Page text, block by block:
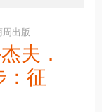
周出版
夫．
：征